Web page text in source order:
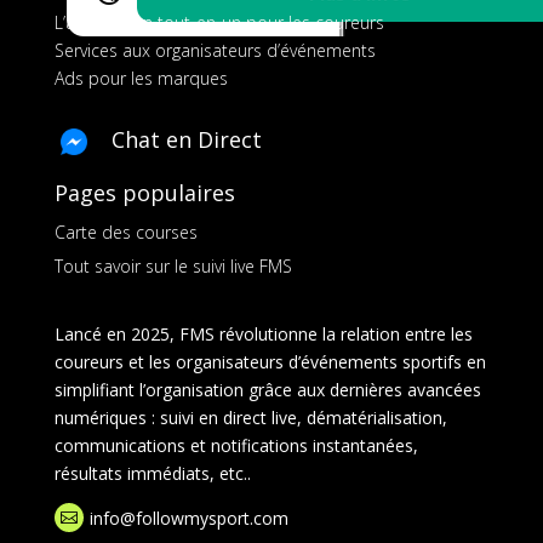
L’application tout-en-un pour les coureurs
Services aux organisateurs d’événements
Ads pour les marques
Chat en Direct
Pages populaires
Carte des courses
Tout savoir sur le suivi live FMS
Lancé en 2025, FMS révolutionne la relation entre les
coureurs et les organisateurs d’événements sportifs en
simplifiant l’organisation grâce aux dernières avancées
numériques : suivi en direct live, dématérialisation,
communications et notifications instantanées,
résultats immédiats, etc..
 info@followmysport.com